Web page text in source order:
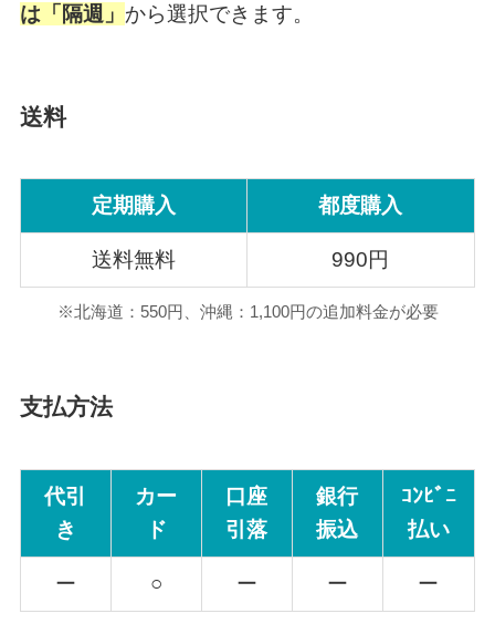
は「隔週」 から選択できます。
送料
定期購入 都度購入
送料無料 990円
※北海道：550円、沖縄：1,100円の追加料金が必要
支払方法
代引
き
カー
ド
口座
引落
銀行
振込
ｺﾝﾋﾞﾆ
払い
ー ○ ー ー ー